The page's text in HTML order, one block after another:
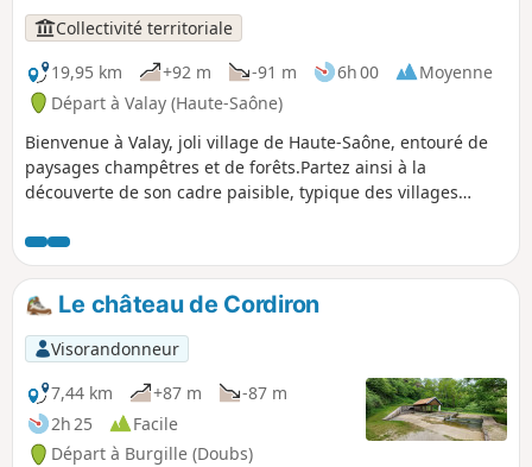
Collectivité territoriale
19,95 km
+92 m -91 m 6h 00
Moyenne
Départ à Valay (Haute-Saône)
Bienvenue à Valay, joli village de Haute-Saône, entouré de
paysages champêtres et de forêts.Partez ainsi à la
découverte de son cadre paisible, typique des villages
Forêts » et ses trois boucles :- La boucle du Tacot à l’Est du
village, vous conduira à proximité du château fort, puis en
forêt sur les traces de l’ancienne voie ferrée pendant 7 km.-
Vous prolongerez la balade par la boucle Sainte-Cécile qui
vous guidera sur 6 km vers les ruines d’une ancienne
abbaye et la commune de La Résie-Saint-Martin.- Enfin, la
boucle de La Fresse vous emmènera découvrir les sites
emblématiques du village, tout en traversant une portion
forestière sur un parcours de 4,8 km.
Le château de Cordiron
Visorandonneur
7,44 km
+87 m
-87 m
2h 25
Facile
Départ à Burgille (Doubs)